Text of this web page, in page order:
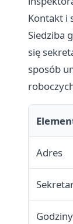
Kontakt i
Siedziba
się
sposób
Adres